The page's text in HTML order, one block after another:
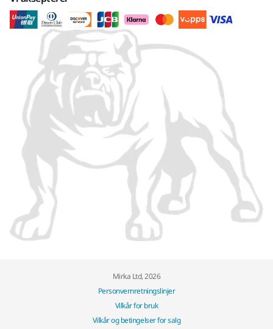
Mirka Ltd, 2026
Personvernretningslinjer
Vilkår for bruk
Vilkår og betingelser for salg